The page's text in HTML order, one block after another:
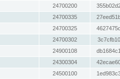
24700200
24700335
24700325
24700302
24900108
24300304
24500100